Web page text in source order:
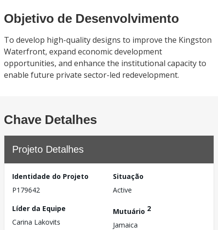
Objetivo de Desenvolvimento
To develop high-quality designs to improve the Kingston
Waterfront, expand economic development
opportunities, and enhance the institutional capacity to
enable future private sector-led redevelopment.
Chave Detalhes
Projeto Detalhes
Identidade do Projeto
P179642
Situação
Active
Líder da Equipe
Carina Lakovits
Mutuário 2
Jamaica